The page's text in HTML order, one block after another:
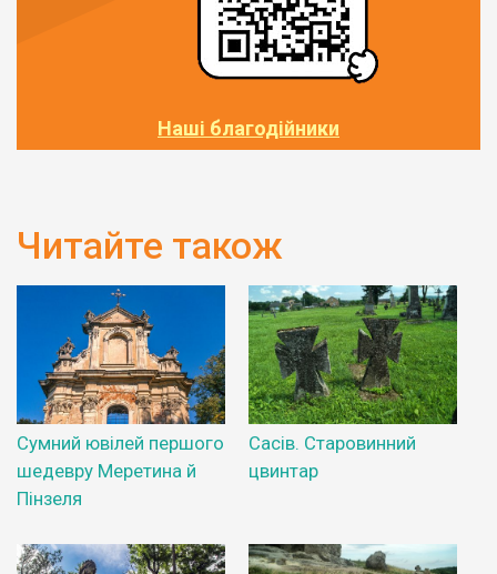
Наші благодійники
Читайте також
Сумний ювілей першого
шедевру Меретина й
Пінзеля
Сасів. Старовинний
цвинтар